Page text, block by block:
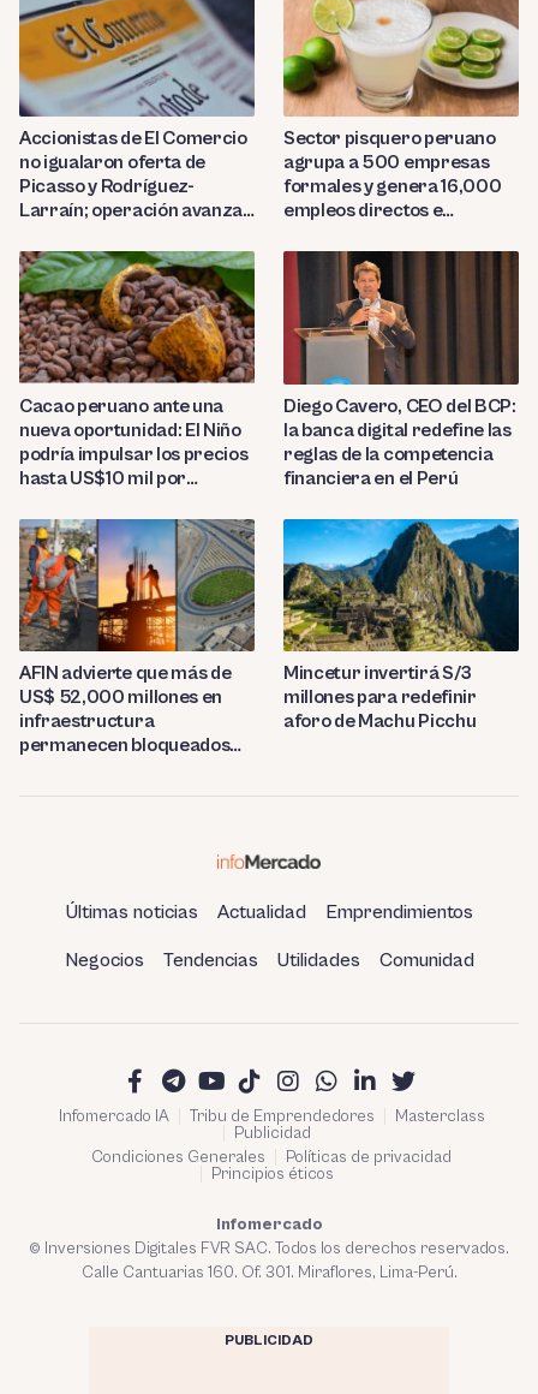
Accionistas de El Comercio
no igualaron oferta de
Picasso y Rodríguez-
Larraín; operación avanza
Sector pisquero peruano
agrupa a 500 empresas
formales y genera 16,000
empleos directos e
Cacao peruano ante una
nueva oportunidad: El Niño
podría impulsar los precios
hasta US$10 mil por
Diego Cavero, CEO del BCP:
la banca digital redefine las
reglas de la competencia
financiera en el Perú
AFIN advierte que más de
US$ 52,000 millones en
infraestructura
permanecen bloqueados
Mincetur invertirá S/3
millones para redefinir
aforo de Machu Picchu
Últimas noticias Actualidad Emprendimientos
Negocios Tendencias Utilidades Comunidad
Infomercado IA Tribu de Emprendedores
Masterclass
Publicidad
Condiciones Generales
Políticas de privacidad
Principios éticos
Infomercado
© Inversiones Digitales FVR SAC. Todos los derechos reservados.
Calle Cantuarias 160. Of. 301. Miraflores, Lima-Perú.
PUBLICIDAD